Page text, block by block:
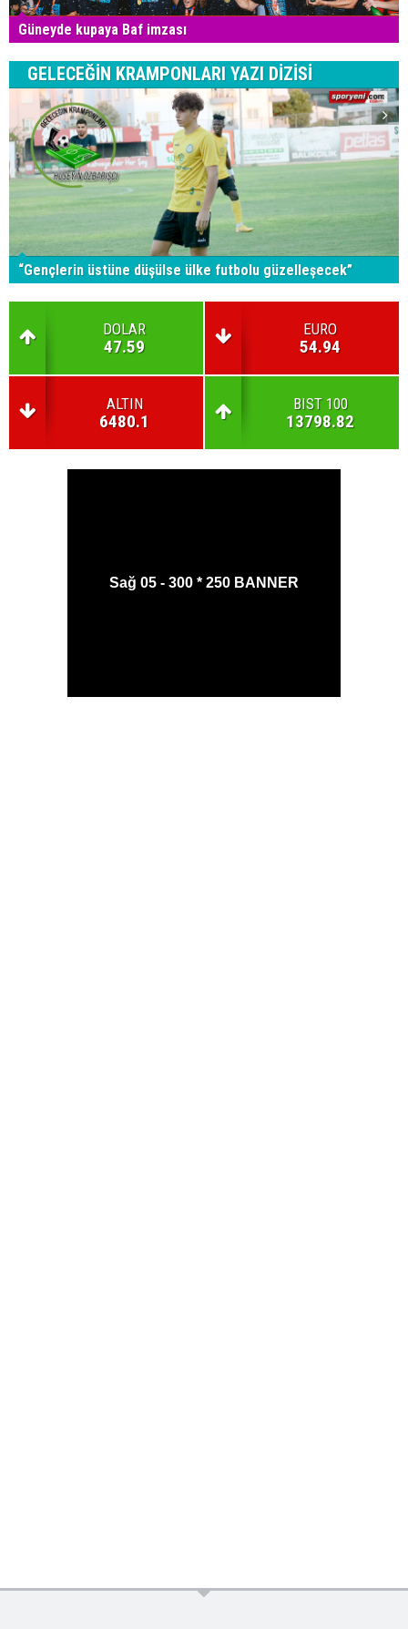
Güneyde kupaya Baf imzası
GELECEĞİN KRAMPONLARI YAZI DİZİSİ
“Gençlerin üstüne düşülse ülke futbolu güzelleşecek”
DOLAR
47.59
EURO
54.94
ALTIN
6480.1
BIST 100
13798.82
Sağ 05 - 300 * 250 BANNER